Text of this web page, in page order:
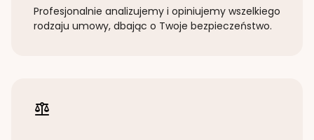
Profesjonalnie analizujemy i opiniujemy wszelkiego
rodzaju umowy, dbając o Twoje bezpieczeństwo.